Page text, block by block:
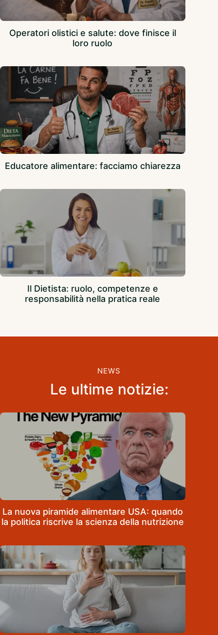
Operatori olistici e salute: dove finisce il
loro ruolo
Educatore alimentare: facciamo chiarezza
Il Dietista: ruolo, competenze e
responsabilità nella pratica reale
NEWS
Le ultime notizie:
La nuova piramide alimentare USA: quando
la politica riscrive la scienza della nutrizione